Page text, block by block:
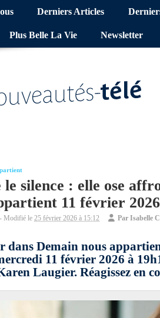
Derniers Articles
Plus Belle La Vie Newsletter
silence : elle ose
11 février
- Modifié le 25 février 2026 à 15:12 Par Isabelle
dans Demain nous
11 février 2026 à
Laugier. Réagissez en